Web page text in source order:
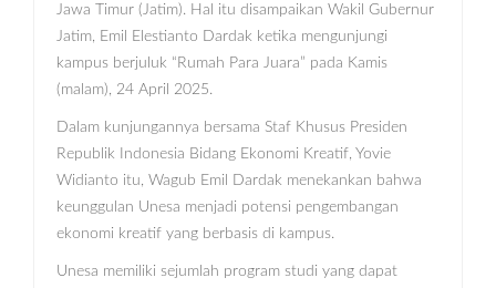
Jawa Timur (Jatim). Hal itu disampaikan Wakil Gubernur
Jatim, Emil Elestianto Dardak ketika mengunjungi
kampus berjuluk “Rumah Para Juara” pada Kamis
(malam), 24 April 2025.
Dalam kunjungannya bersama Staf Khusus Presiden
Republik Indonesia Bidang Ekonomi Kreatif, Yovie
Widianto itu, Wagub Emil Dardak menekankan bahwa
keunggulan Unesa menjadi potensi pengembangan
ekonomi kreatif yang berbasis di kampus.
Unesa memiliki sejumlah program studi yang dapat